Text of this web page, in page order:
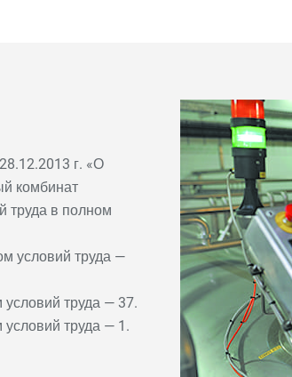
г. «О
комбинат
труда в полном
условий труда —
труда — 37.
труда — 1.